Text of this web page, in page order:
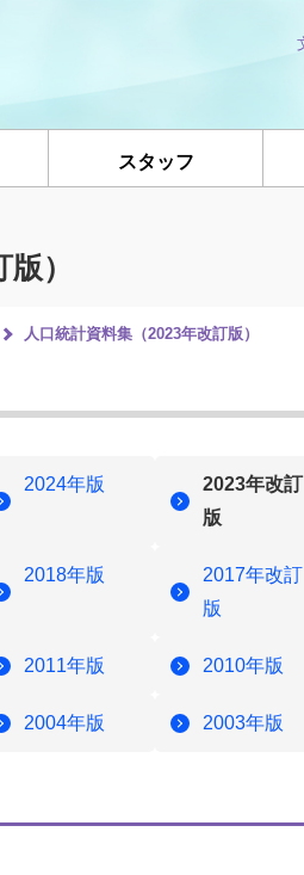
スタッフ
）
人口統計資料集（2023年改訂版）
2024年版
2023年改訂
版
2018年版
2017年改訂
版
2011年版 2010年版
2004年版 2003年版